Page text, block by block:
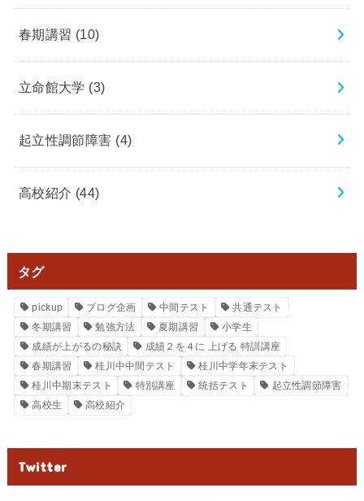
春期講習 (10)
立命館大学 (3)
起立性調節障害 (4)
高校紹介 (44)
タグ
pickup ブログ企画 中間テスト
共通テスト
冬期講習
勉強方法 夏期講習
小学生
成績が上がるの秘訣
成績２を４に 上げる 特訓講座
春期講習
桂川中中間テスト
桂川中学年末テスト
桂川中期末テスト
特別講座 統括テスト
起立性調節障害
高校生
高校紹介
Twitter